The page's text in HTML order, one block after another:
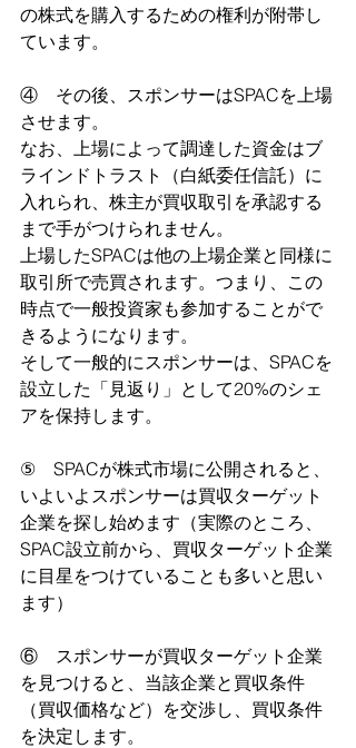
の株式を購入するための権利が附帯し
ています。
④　その後、スポンサーはSPACを上場
させます。
なお、上場によって調達した資金はブ
ラインドトラスト（白紙委任信託）に
入れられ、株主が買収取引を承認する
まで手がつけられません。
上場したSPACは他の上場企業と同様に
取引所で売買されます。つまり、この
時点で一般投資家も参加することがで
きるようになります。
そして一般的にスポンサーは、SPACを
設立した「見返り」として20%のシェ
アを保持します。
⑤　SPACが株式市場に公開されると、
いよいよスポンサーは買収ターゲット
企業を探し始めます（実際のところ、
SPAC設立前から、買収ターゲット企業
に目星をつけていることも多いと思い
ます）
⑥　スポンサーが買収ターゲット企業
を見つけると、当該企業と買収条件
（買収価格など）を交渉し、買収条件
を決定します。